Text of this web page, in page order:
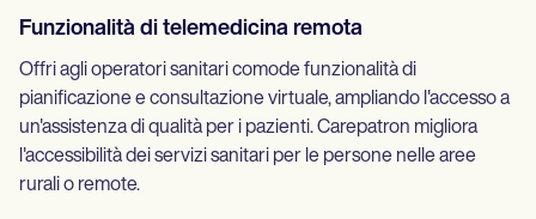
Funzionalità di telemedicina remota
Offri agli operatori sanitari comode funzionalità di
pianificazione e consultazione virtuale, ampliando l'accesso a
un'assistenza di qualità per i pazienti. Carepatron migliora
l'accessibilità dei servizi sanitari per le persone nelle aree
rurali o remote.